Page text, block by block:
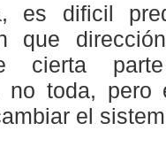
es dificil
que
cierta
no toda, pero
el